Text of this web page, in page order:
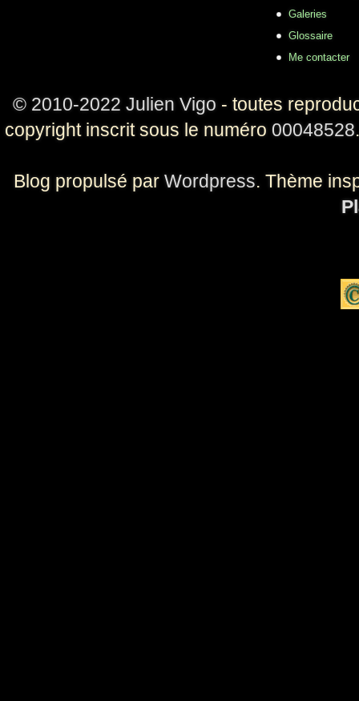
Galeries
Glossaire
Me contacter
© 2010-2022 Julien Vigo - toutes
copyright inscrit sous le numéro 00048528
Blog propulsé par Wordpress. Thème